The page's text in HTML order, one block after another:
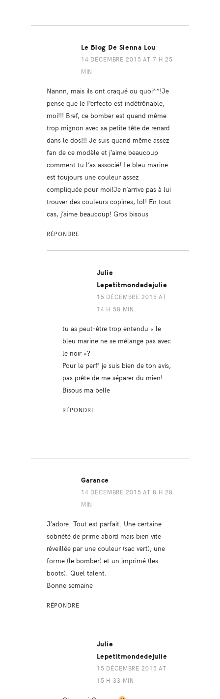
Le Blog De Sienna Lou
14 DÉCEMBRE 2015 AT 7 H 25
MIN
Nannn, mais ils ont craqué ou quoi^^!Je
pense que le Perfecto est indétrônable,
moi!!! Bref, ce bomber est quand même
trop mignon avec sa petite tête de renard
dans le dos!!! Je suis quand même assez
fan de ce modèle et j’aime beaucoup
comment tu l’as associé! Le bleu marine
est toujours une couleur assez
compliquée pour moi!Je n’arrive pas à lui
trouver des couleurs copines, lol! En tout
cas, j’aime beaucoup! Gros bisous
RÉPONDRE
Julie
Lepetitmondedejulie
15 DÉCEMBRE 2015 AT
14 H 58 MIN
tu as peut-être trop entendu « le
bleu marine ne se mélange pas avec
le noir »?
Pour le perf’ je suis bien de ton avis,
pas prête de me séparer du mien!
Bisous ma belle
RÉPONDRE
Garance
14 DÉCEMBRE 2015 AT 8 H 28
MIN
J’adore. Tout est parfait. Une certaine
sobriété de prime abord mais bien vite
réveillée par une couleur (sac vert), une
forme (le bomber) et un imprimé (les
boots). Quel talent.
Bonne semaine
RÉPONDRE
Julie
Lepetitmondedejulie
15 DÉCEMBRE 2015 AT
15 H 33 MIN